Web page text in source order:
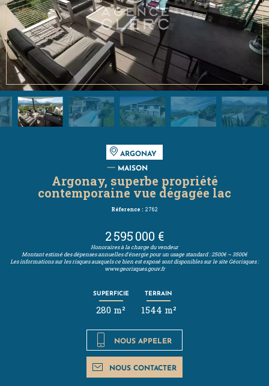
ARGONAY
MAISON
Argonay, superbe propriété
contemporaine vue dégagée lac
Réference : 2762
2 595 000 €
Honoraires à la charge du vendeur
Montant estimé des dépenses annuelles d'énergie pour un usage standard : 2500€ ~ 3500€
Les informations sur les risques auxquels ce bien est exposé sont disponibles sur le site Géorisques :
www.georisques.gouv.fr
SUPERFICIE
280 m²
TERRAIN
1544 m²
NOUS APPELER
NOUS CONTACTER